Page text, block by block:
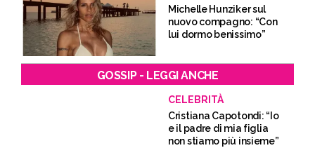
Michelle Hunziker sul
nuovo compagno: “Con
lui dormo benissimo”
GOSSIP - LEGGI ANCHE
CELEBRITÀ
Cristiana Capotondi: “Io
e il padre di mia figlia
non stiamo più insieme”